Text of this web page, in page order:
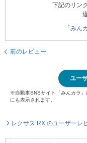
下記のリン
「みん
前のレビュー
ユー
※自動車SNSサイト「みんカラ
にも表示されます。
レクサス RX のユーザーレ